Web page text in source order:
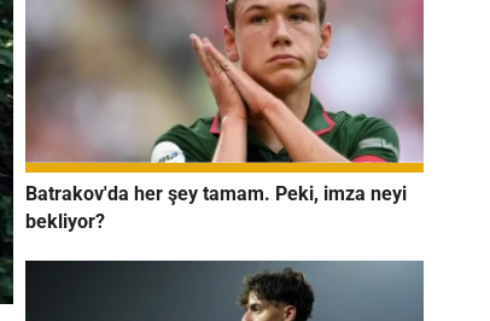
Batrakov'da her şey tamam. Peki, imza neyi
bekliyor?